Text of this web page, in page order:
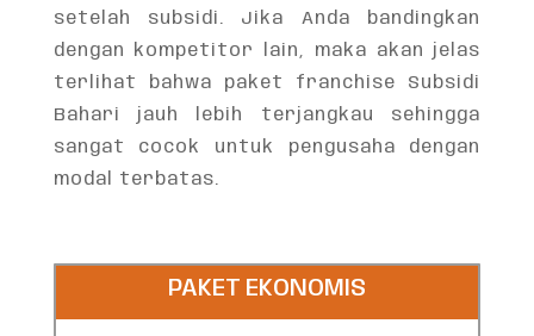
setelah subsidi. Jika Anda bandingkan
dengan kompetitor lain, maka akan jelas
terlihat bahwa paket franchise Subsidi
Bahari jauh lebih terjangkau sehingga
sangat cocok untuk pengusaha dengan
modal terbatas.
PAKET EKONOMIS